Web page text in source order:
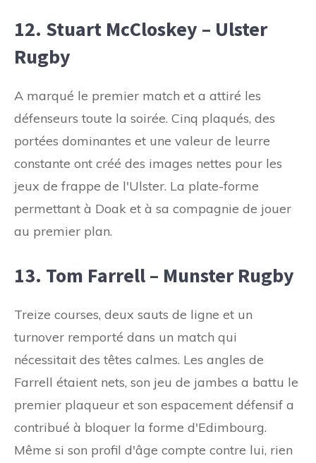
12. Stuart McCloskey – Ulster
Rugby
A marqué le premier match et a attiré les
défenseurs toute la soirée. Cinq plaqués, des
portées dominantes et une valeur de leurre
constante ont créé des images nettes pour les
jeux de frappe de l'Ulster. La plate-forme
permettant à Doak et à sa compagnie de jouer
au premier plan.
13. Tom Farrell – Munster Rugby
Treize courses, deux sauts de ligne et un
turnover remporté dans un match qui
nécessitait des têtes calmes. Les angles de
Farrell étaient nets, son jeu de jambes a battu le
premier plaqueur et son espacement défensif a
contribué à bloquer la forme d'Edimbourg.
Même si son profil d'âge compte contre lui, rien